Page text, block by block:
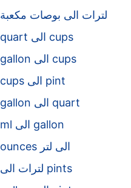
لترات الى بوصات مكعبة
quart الى cups
gallon الى cups
cups الى pint
gallon الى quart
ml الى gallon
ounces الى لتر
لترات الى pints